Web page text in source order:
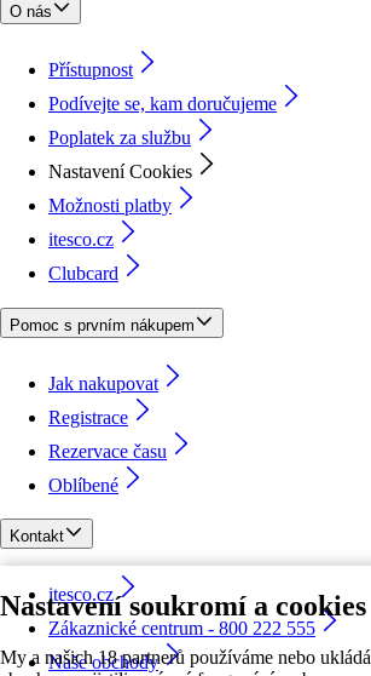
Nastavení soukromí a cookies
My a našich 18 partnerů používáme nebo
O nás
Přístupnost
Podívejte se, kam doručujeme
Poplatek za službu
Nastavení Cookies
Možnosti platby
itesco.cz
Clubcard
Pomoc s prvním nákupem
Jak nakupovat
Registrace
Rezervace času
Oblíbené
Kontakt
itesco.cz
Zákaznické centrum - 800 222 555
Naše obchody